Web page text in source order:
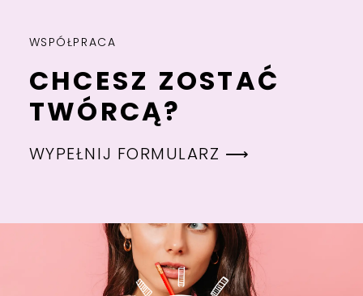
WSPÓŁPRACA
CHCESZ ZOSTAĆ
TWÓRCĄ?
WYPEŁNIJ FORMULARZ ⟶